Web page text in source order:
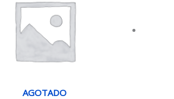
AGOTADO